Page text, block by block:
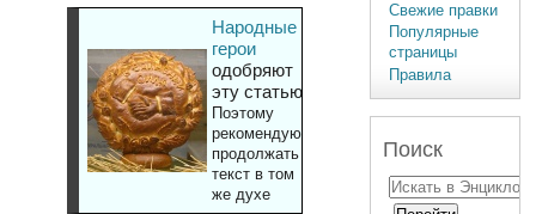
Народные
герои
одобряют
эту статью
Поэтому
рекомендуют
продолжать
текст в том
же духе
Свежие правки
Популярные
страницы
Правила
Поиск